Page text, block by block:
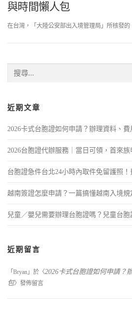
與時間懶人包
在台灣，「大陸公安部出入境管理局」所核發的
近期文章
2026卡式台胞證如何申請？辦理資料、
2026台胞證代辦服務｜當日可領，首來
台胞證急件台北24小時內取件免留護照
越南簽證怎麼申請？一篇搞懂越南入境規
兒童／嬰兒需要辦理台胞證嗎？兒童台
近期留言
「 Bryan 」於〈2026卡式台胞證如何申請？
包〉發佈留言